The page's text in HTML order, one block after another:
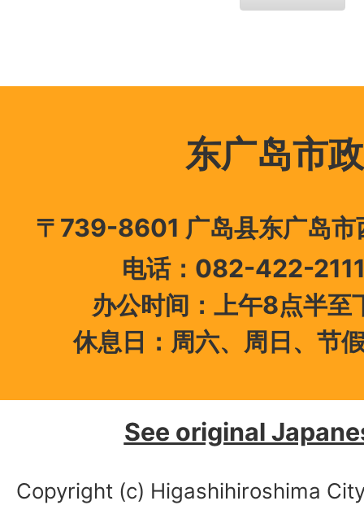
东广岛市
〒739-8601 广岛县东广岛
电话：082-422-
办公时间：上午8点半至
休息日：周六、周日、节
See original
Copyright (c) Higashihiroshima